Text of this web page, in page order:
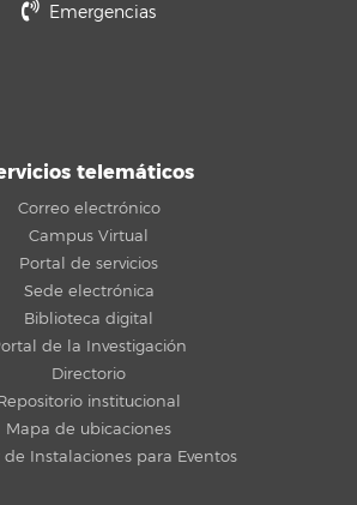
Emergencias
telemáticos
Correo electrónico
Campus Virtual
Portal de servicios
Sede electrónica
Biblioteca digital
de la Investigación
Directorio
institucional
Mapa de ubicaciones
Instalaciones para Eventos